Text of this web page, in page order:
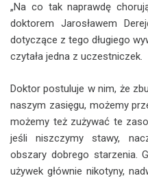
„Na co tak naprawdę
doktorem Jarosławem
dotyczące z tego długiego
czytała jedna z uczestniczek.
Doktor postuluje w nim, że
naszym zasięgu, możemy
możemy też zużywać te
jeśli niszczymy stawy,
obszary dobrego starzenia.
używek głównie nikotyny,